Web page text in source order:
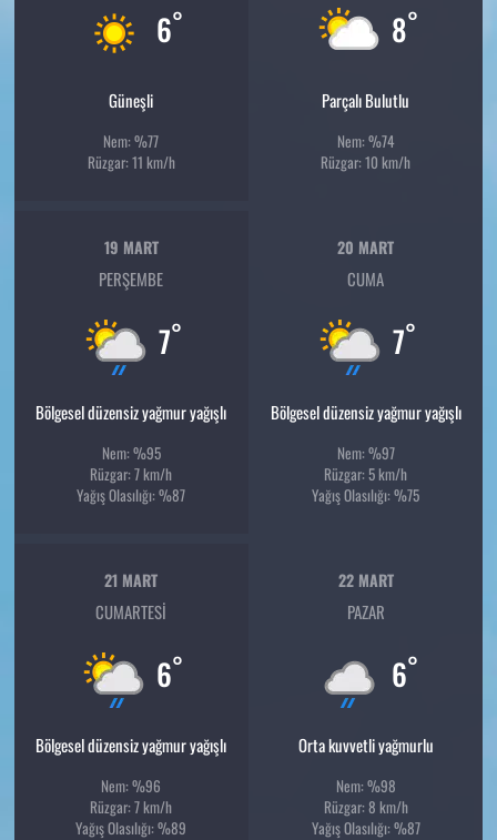
6°
Güneşli
Nem: %77
Rüzgar: 11 km/h
8°
Parçalı Bulutlu
Nem: %74
Rüzgar: 10 km/h
19 MART
PERŞEMBE
7°
Bölgesel düzensiz yağmur yağışlı
Nem: %95
Rüzgar: 7 km/h
Yağış Olasılığı: %87
20 MART
CUMA
7°
Bölgesel düzensiz yağmur yağışlı
Nem: %97
Rüzgar: 5 km/h
Yağış Olasılığı: %75
21 MART
CUMARTESI
6°
Bölgesel düzensiz yağmur yağışlı
Nem: %96
Rüzgar: 7 km/h
Yağış Olasılığı: %89
22 MART
PAZAR
6°
Orta kuvvetli yağmurlu
Nem: %98
Rüzgar: 8 km/h
Yağış Olasılığı: %87